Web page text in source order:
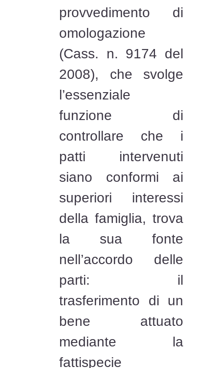
provvedimento di
omologazione
(Cass. n. 9174 del
2008), che svolge
l’essenziale
funzione di
controllare che i
patti intervenuti
siano conformi ai
superiori interessi
della famiglia, trova
la sua fonte
nell’accordo delle
parti: il
trasferimento di un
bene attuato
mediante la
fattispecie